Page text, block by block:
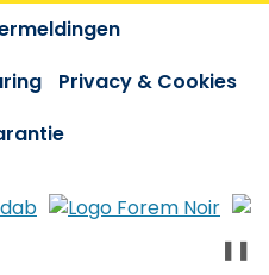
Privacy & Cookies
❚❚